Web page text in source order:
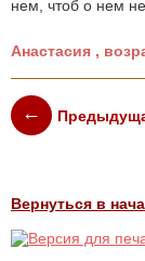
нем, чтоб о нем
Анастасия ,
Вернуться в